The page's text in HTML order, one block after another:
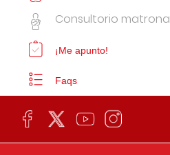
Consultorio matrona
¡Me apunto!
Faqs